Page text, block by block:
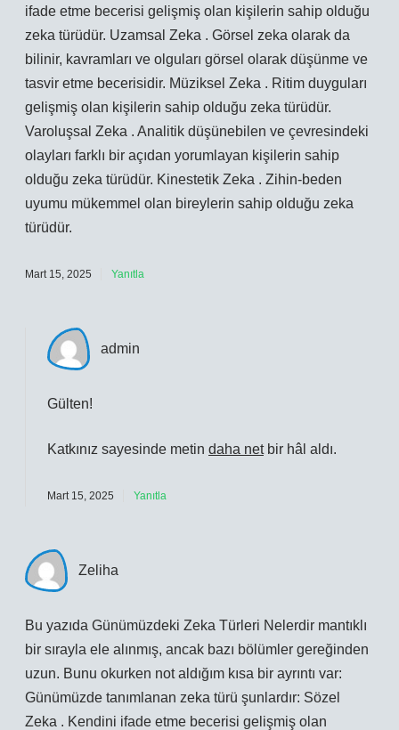
ifade etme becerisi gelişmiş olan kişilerin sahip olduğu
zeka türüdür. Uzamsal Zeka . Görsel zeka olarak da
bilinir, kavramları ve olguları görsel olarak düşünme ve
tasvir etme becerisidir. Müziksel Zeka . Ritim duyguları
gelişmiş olan kişilerin sahip olduğu zeka türüdür.
Varoluşsal Zeka . Analitik düşünebilen ve çevresindeki
olayları farklı bir açıdan yorumlayan kişilerin sahip
olduğu zeka türüdür. Kinestetik Zeka . Zihin-beden
uyumu mükemmel olan bireylerin sahip olduğu zeka
türüdür.
Mart 15, 2025 Yanıtla
admin
Gülten!
Katkınız sayesinde metin daha netbir hâl aldı.
Mart 15, 2025 Yanıtla
Zeliha
Bu yazıda Günümüzdeki Zeka Türleri Nelerdir mantıklı
bir sırayla ele alınmış, ancak bazı bölümler gereğinden
uzun. Bunu okurken not aldığım kısa bir ayrıntı var:
Günümüzde tanımlanan zeka türü şunlardır: Sözel
Zeka . Kendini ifade etme becerisi gelişmiş olan